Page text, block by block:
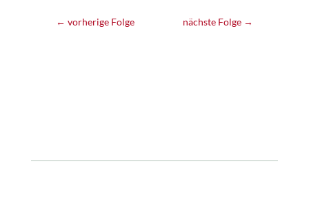
← vorherige Folge nächste Folge →